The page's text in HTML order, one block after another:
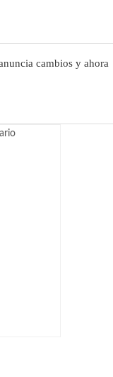
cambios y ahora